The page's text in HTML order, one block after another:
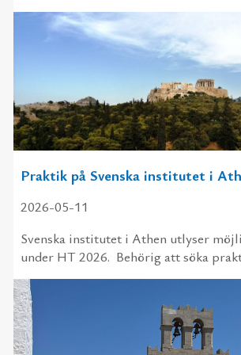
Praktik på Svenska institutet i
2026-05-11
Svenska institutet i Athen utlyser
under HT 2026. Behörig att söka